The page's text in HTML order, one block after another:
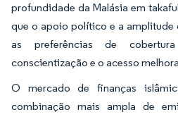
profundidade da Malásia em
que o apoio político e a
as preferências de
conscientização e o acesso
O mercado de finanças
combinação mais ampla de